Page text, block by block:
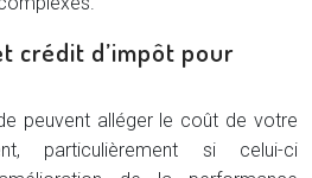
crédit d’impôt pour
peuvent alléger le coût de votre
particulièrement si celui-ci